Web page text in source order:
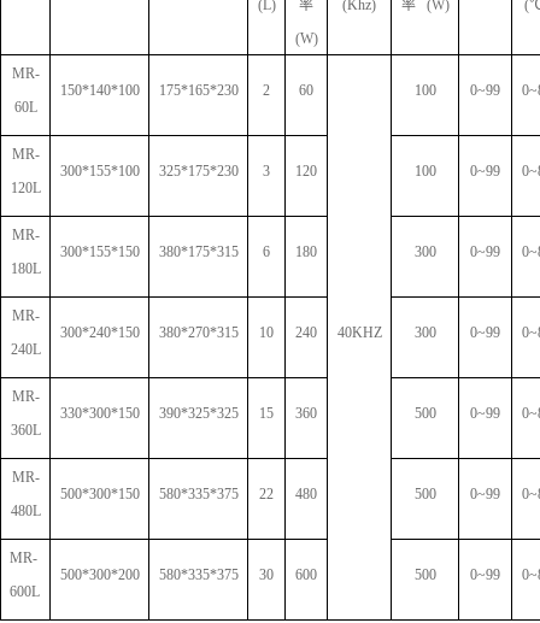
(L)
率
(W)
(Khz)
率
(W)
(
MR-
60L
150*140*100 175*165*230 2 60
40KHZ
100 0~99
MR-
120L
300*155*100 325*175*230 3 120 100 0~99
MR-
180L
300*155*150 380*175*315 6 180 300 0~99
MR-
240L
300*240*150 380*270*315 10 240 300 0~99
MR-
360L
330*300*150 390*325*325 15 360 500 0~99
MR-
480L
500*300*150 580*335*375 22 480 500 0~99
MR-
600L
500*300*200 580*335*375 30 600 500 0~99